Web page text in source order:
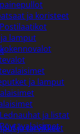
painepullot
ja koristeet
Postilaatikot
lamput
ja lamput
Lednauhat ja listat
Pöytävalaisimet
ja tarvikkeet